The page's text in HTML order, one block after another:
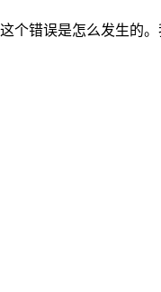
个错误是怎么发生的